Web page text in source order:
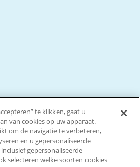
te klikken, gaat u
van cookies op uw apparaat.
om de navigatie te verbeteren,
en u gepersonaliseerde
gepersonaliseerde
selecteren welke soorten cookies